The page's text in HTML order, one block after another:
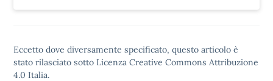
Eccetto dove diversamente specificato, questo articolo è
stato rilasciato sotto Licenza Creative Commons Attribuzione
4.0 Italia.